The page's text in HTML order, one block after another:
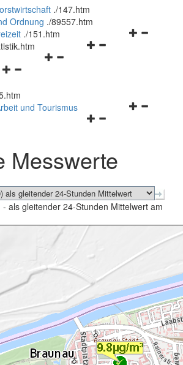
./147.htm
Ordnung ./89557.htm
Navigationsmenü
./151.htm
Navigationsmenü
Navigationsmenü
und
schließen
Navigationsmenü
schließen
und Tourismus
Messwerte
- als gleitender 24-Stunden Mittelwert am